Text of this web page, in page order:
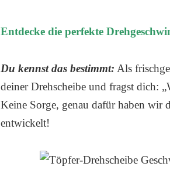
Entdecke die perfekte
Du kennst das bestimmt: Als
deiner Drehscheibe und fragst dich:
Keine Sorge, genau dafür haben wir
entwickelt!